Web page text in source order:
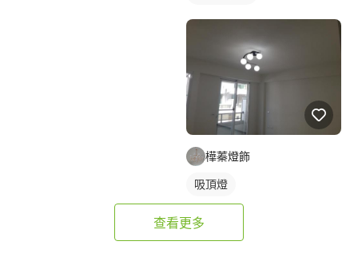
樺蓁燈飾
吸頂燈
查看更多